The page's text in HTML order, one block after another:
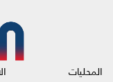
المحليات